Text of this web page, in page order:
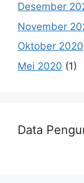
Desember
November
Oktober 2020
Mei 2020 (1)
Data